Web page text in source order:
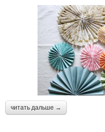
читать дальше →